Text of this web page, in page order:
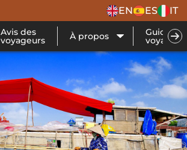
EN ES IT
Avis des
voyageurs À propos Guide de
voyage